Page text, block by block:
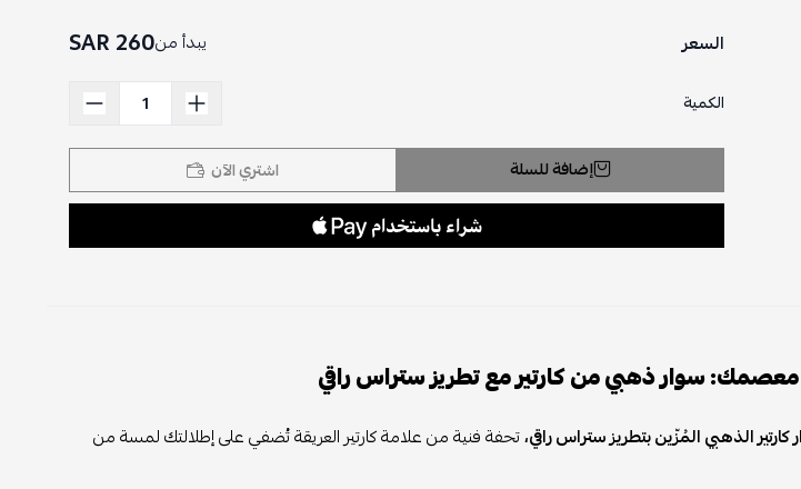
السعر يبدأ من260 SAR
الكمية
إضافة للسلة اشتري الآن
معصمك: سوار ذهبي من كارتير مع تطريز ستراس راقي
الذهبي المُزّين بتطريز ستراس راقي،تحفة فنية من علامة كارتير العريقة تُضفي على إطلالتك لمسة من